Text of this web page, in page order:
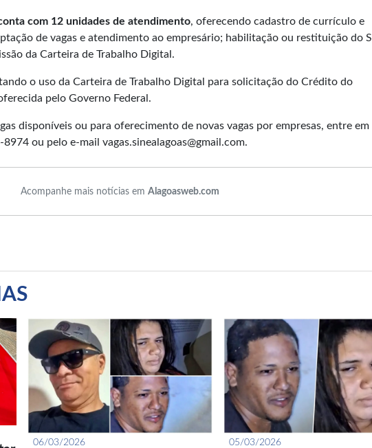
com 12 unidades de atendimento, oferecendo cadastro de currículo e
de vagas e atendimento ao empresário; habilitação ou restituição do
da Carteira de Trabalho Digital.
o uso da Carteira de Trabalho Digital para solicitação do Crédito do
pelo Governo Federal.
disponíveis ou para oferecimento de novas vagas por empresas, entre em
ou pelo e-mail vagas.sinealagoas@gmail.com.
Acompanhe mais notícias em Alagoasweb.com
06/03/2026 05/03/2026